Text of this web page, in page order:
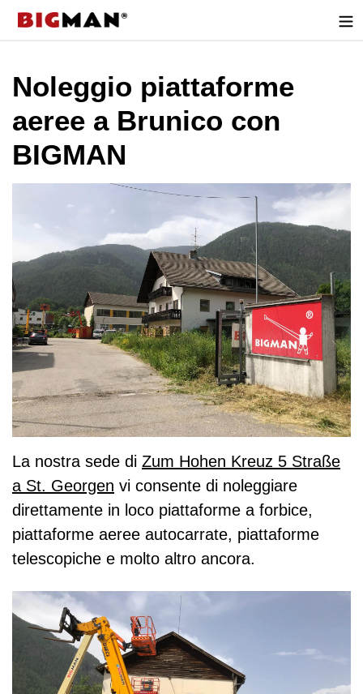
Noleggio piattaforme
aeree a Brunico con
BIGMAN
La nostra sede di Zum Hohen Kreuz 5 Straße
a St. Georgen vi consente di noleggiare
direttamente in loco piattaforme a forbice,
piattaforme aeree autocarrate, piattaforme
telescopiche e molto altro ancora.